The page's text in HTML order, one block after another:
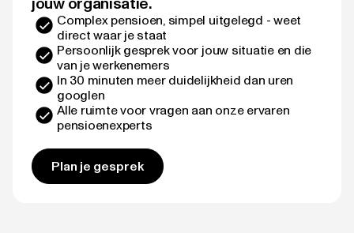
Complex pensioen, simpel uitgelegd - weet
direct waar je staat
Persoonlijk gesprek voor jouw situatie en die
van je werkenemers
In 30 minuten meer duidelijkheid dan uren
googlen
Alle ruimte voor vragen aan onze ervaren
pensioenexperts
Plan je gesprek